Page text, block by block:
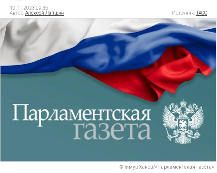
10.11.2023 09:36
Автор:Алексей Лапшин Источник:ТАСС
© Тимур Ханов/«Парламентская газета»